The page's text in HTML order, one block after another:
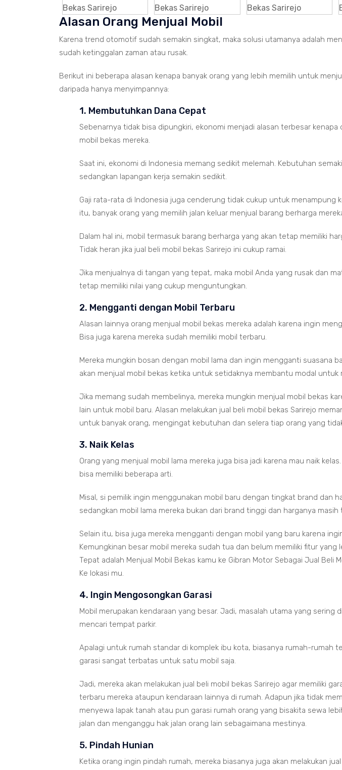
Alasan Orang Menjual Mobil
Karena trend otomotif sudah semakin singkat, maka solusi utamanya adalah
sudah ketinggalan zaman atau rusak.
Berikut ini beberapa alasan kenapa banyak orang yang lebih memilih untuk
daripada hanya menyimpannya:
1. Membutuhkan Dana Cepat
Sebenarnya tidak bisa dipungkiri, ekonomi menjadi alasan terbesar kenapa
mobil bekas mereka.
Saat ini, ekonomi di Indonesia memang sedikit melemah. Kebutuhan
sedangkan lapangan kerja semakin sedikit.
Gaji rata-rata di Indonesia juga cenderung tidak cukup untuk menampung
itu, banyak orang yang memilih jalan keluar menjual barang berharga
Dalam hal ini, mobil termasuk barang berharga yang akan tetap memiliki
Tidak heran jika jual beli mobil bekas Sarirejo ini cukup ramai.
Jika menjualnya di tangan yang tepat, maka mobil Anda yang rusak dan
tetap memiliki nilai yang cukup menguntungkan.
2. Mengganti dengan Mobil Terbaru
Alasan lainnya orang menjual mobil bekas mereka adalah karena ingin
Bisa juga karena mereka sudah memiliki mobil terbaru.
Mereka mungkin bosan dengan mobil lama dan ingin mengganti suasana
akan menjual mobil bekas ketika untuk setidaknya membantu modal untuk
Jika memang sudah membelinya, mereka mungkin menjual mobil bekas
lain untuk mobil baru. Alasan melakukan jual beli mobil bekas Sarirejo
untuk banyak orang, mengingat kebutuhan dan selera tiap orang yang
3. Naik Kelas
Orang yang menjual mobil lama mereka juga bisa jadi karena mau naik
bisa memiliki beberapa arti.
Misal, si pemilik ingin menggunakan mobil baru dengan tingkat brand dan
sedangkan mobil lama mereka bukan dari brand tinggi dan harganya
Selain itu, bisa juga mereka mengganti dengan mobil yang baru karena
Kemungkinan besar mobil mereka sudah tua dan belum memiliki fitur yang
Tepat adalah Menjual Mobil Bekas kamu ke Gibran Motor Sebagai Jual Beli
Ke lokasi mu.
4. Ingin Mengosongkan Garasi
Mobil merupakan kendaraan yang besar. Jadi, masalah utama yang sering
mencari tempat parkir.
Apalagi untuk rumah standar di komplek ibu kota, biasanya rumah-rumah
garasi sangat terbatas untuk satu mobil saja.
Jadi, mereka akan melakukan jual beli mobil bekas Sarirejo agar memiliki
terbaru mereka ataupun kendaraan lainnya di rumah. Adapun jika tidak
menyewa lapak tanah atau pun garasi rumah orang yang bisakita sewa
jalan dan menganggu hak jalan orang lain sebagaimana mestinya.
5. Pindah Hunian
Ketika orang ingin pindah rumah, mereka biasanya juga akan melakukan